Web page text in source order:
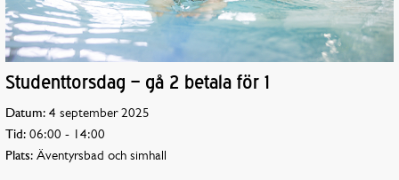
Studenttorsdag – gå 2 betala för 1
Datum: 4 september 2025
Tid: 06:00 - 14:00
Plats: Äventyrsbad och simhall